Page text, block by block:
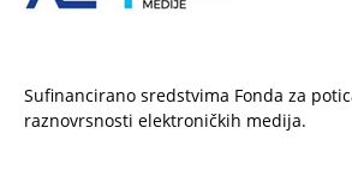
Sufinancirano sredstvima Fonda za
raznovrsnosti elektroničkih medija.